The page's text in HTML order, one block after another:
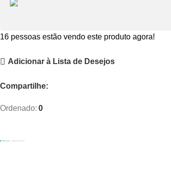
16 pessoas estão vendo este produto agora!
Adicionar à Lista de Desejos
Compartilhe:
Ordenado: 0